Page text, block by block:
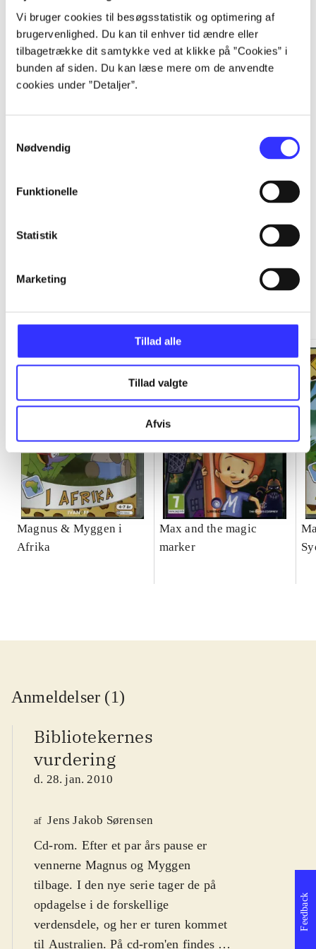
Vi bruger cookies til besøgsstatistik og optimering af
brugervenlighed. Du kan til enhver tid ændre eller
tilbagetrække dit samtykke ved at klikke på ”Cookies” i
bunden af siden. Du kan læse mere om de anvendte
cookies under ”Detaljer”.
Nødvendig
Funktionelle
Statistik
Marketing
Tillad alle
Tillad valgte
Afvis
...
...
...
Magnus & Myggen i
Afrika
Max and the magic
marker
Anmeldelser (1)
Bibliotekernes
vurdering
d. 28. jan. 2010
af Jens Jakob Sørensen
Cd-rom. Efter et par års pause er
vennerne Magnus og Myggen
tilbage. I den nye serie tager de på
opdagelse i de forskellige
verdensdele, og her er turen kommet
til Australien. På cd-rom'en findes tre
Feedback